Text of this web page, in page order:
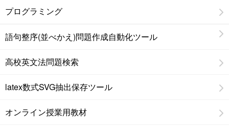
プログラミング
語句整序(並べかえ)問題作成自動化ツール
高校英文法問題検索
latex数式SVG抽出保存ツール
オンライン授業用教材